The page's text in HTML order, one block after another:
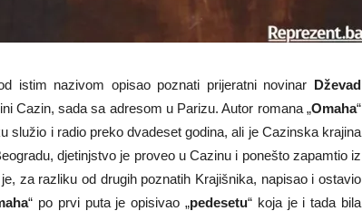
istim nazivom opisao poznati prijeratni novinar Dževad
Cazin, sada sa adresom u Parizu. Autor romana „Omaha“
služio i radio preko dvadeset godina, ali je Cazinska krajina
djetinjstvo je proveo u Cazinu i ponešto zapamtio iz
za razliku od drugih poznatih Krajišnika, napisao i ostavio
“ po prvi puta je opisivao „pedesetu“ koja je i tada bila